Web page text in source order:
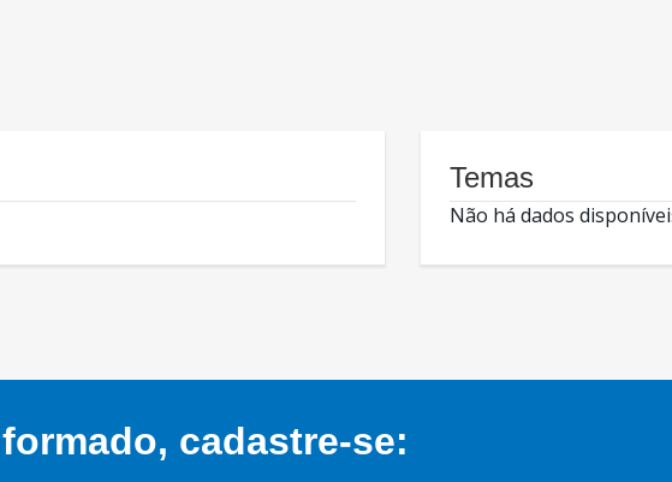
Temas
Não há dados
cadastre-se: